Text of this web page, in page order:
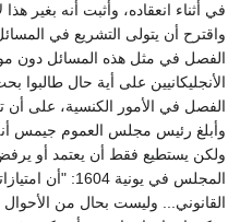
في أثناء انعقاده، وأثبت أنه بغير
واقترح أن يتولى التشريع في
الفصل في مثل هذه المسائل دون
الأنجليكانيين على أية حال طالبوا
الفصل في الأمور الكنسية، على أن
وأبلغ رئيس مجلس العموم جيمس
ولكن يستطيع فقط أن يعتمد أو
المجلس في يونية
القانوني... وليست بحال من الأحوال